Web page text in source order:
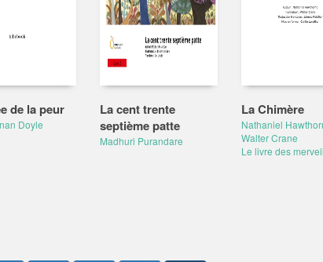
de la peur
Doyle
La cent trente
septième patte
Madhuri Purandare
La Chimère
Nathaniel
Walter Crane
Le livre des